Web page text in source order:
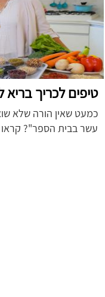
טיפים לכריך
כמעט שאין הורה שלא
עשר בבית הספר"?